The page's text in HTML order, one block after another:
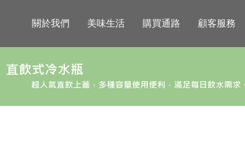
關於我們 美味生活 購買通路 顧客服務